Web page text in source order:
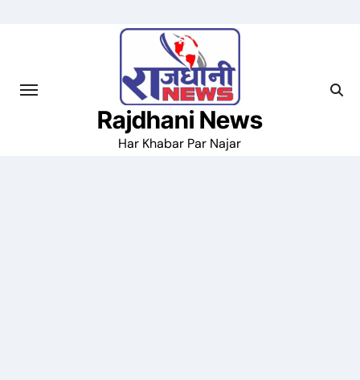
Rajdhani News
Har Khabar Par Najar